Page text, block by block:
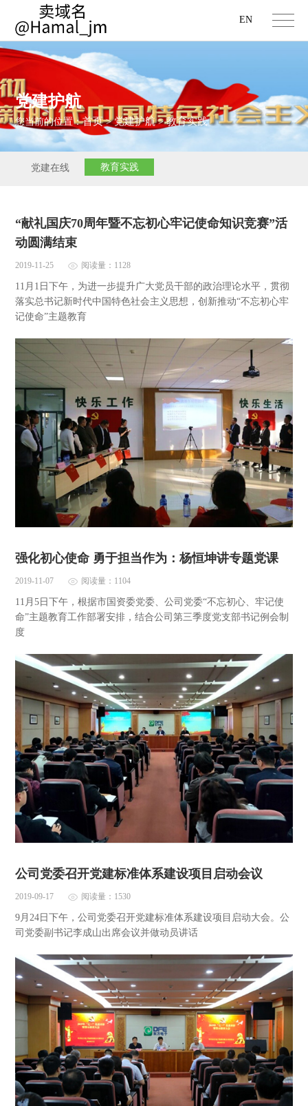
EN
党建护航
您当前的位置：首页>党建护航>教育实践
党建在线 教育实践
“献礼国庆70周年暨不忘初心牢记使命知识竞赛”活
动圆满结束
2019-11-25 阅读量：1128
11月1日下午，为进一步提升广大党员干部的政治理论水平，贯彻
落实总书记新时代中国特色社会主义思想，创新推动“不忘初心牢
记使命”主题教育
强化初心使命 勇于担当作为：杨恒坤讲专题党课
2019-11-07 阅读量：1104
11月5日下午，根据市国资委党委、公司党委“不忘初心、牢记使
命”主题教育工作部署安排，结合公司第三季度党支部书记例会制
度
公司党委召开党建标准体系建设项目启动会议
2019-09-17 阅读量：1530
9月24日下午，公司党委召开党建标准体系建设项目启动大会。公
司党委副书记李成山出席会议并做动员讲话